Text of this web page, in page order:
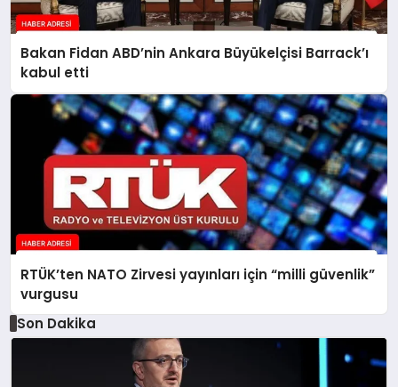
Bakan Fidan ABD’nin Ankara Büyükelçisi Barrack’ı
kabul etti
RTÜK’ten NATO Zirvesi yayınları için “milli güvenlik”
vurgusu
Son Dakika